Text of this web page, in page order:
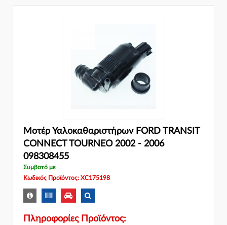
Μοτέρ Υαλοκαθαριστήρων FORD TRANSIT
CONNECT TOURNEO 2002 - 2006
098308455
Συμβατό με
Κωδικός Προϊόντος: XC175198
Πληροφορίες Προϊόντος: